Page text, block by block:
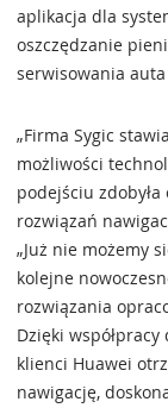
aplikacja dla
oszczędzanie
serwisowania
„Firma Sygic
możliwości
podejściu
rozwiązań
„Już nie możemy
kolejne
rozwiązania
Dzięki
klienci Huawei
nawigację,